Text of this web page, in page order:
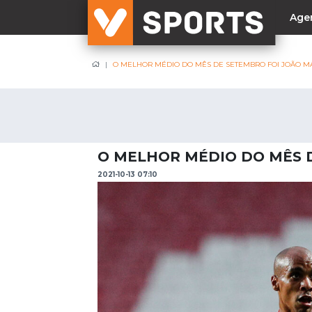
Allianz Cup
Taça Generali Tranquilidade
Supertaça
O MELHOR MÉDIO DO MÊS DE SETEMBRO FOI JOÃO
O MELHOR MÉDIO DO MÊS
2021-10-13 07:10